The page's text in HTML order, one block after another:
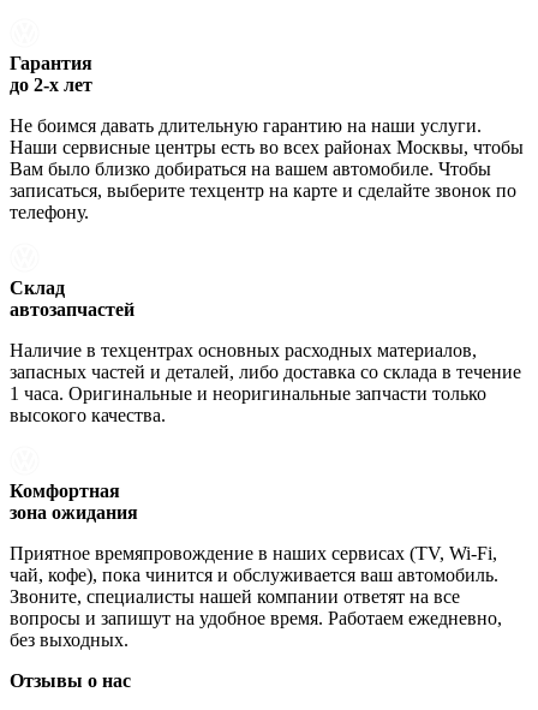
Гарантия
до 2-х лет
Не боимся давать длительную гарантию на наши услуги.
Наши сервисные центры есть во всех районах Москвы, чтобы
Вам было близко добираться на вашем автомобиле. Чтобы
записаться, выберите техцентр на карте и сделайте звонок по
телефону.
Склад
автозапчастей
Наличие в техцентрах основных расходных материалов,
запасных частей и деталей, либо доставка со склада в течение
1 часа. Оригинальные и неоригинальные запчасти только
высокого качества.
Комфортная
зона ожидания
Приятное времяпровождение в наших сервисах (TV, Wi-Fi,
чай, кофе), пока чинится и обслуживается ваш автомобиль.
Звоните, специалисты нашей компании ответят на все
вопросы и запишут на удобное время. Работаем ежедневно,
без выходных.
Отзывы о нас